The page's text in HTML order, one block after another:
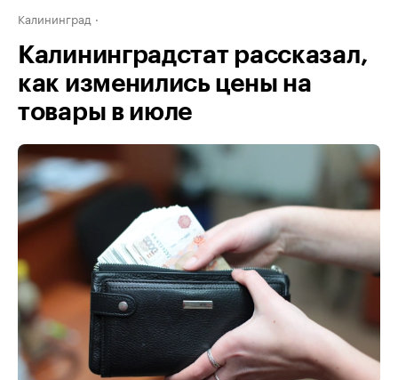
Калининград
Калининградстат рассказал,
как изменились цены на
товары в июле